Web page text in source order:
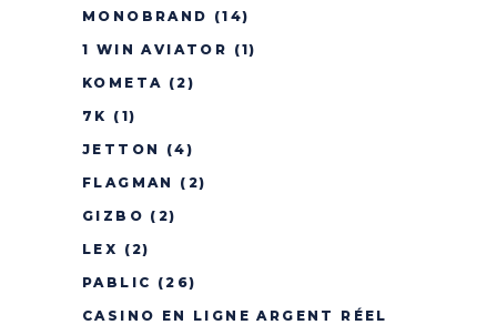
MONOBRAND (14)
1 WIN AVIATOR (1)
KOMETA (2)
7K (1)
JETTON
(4)
FLAGMAN
(2)
GIZBO (2)
LEX (2)
PABLIC (26)
CASINO EN LIGNE ARGENT RÉEL